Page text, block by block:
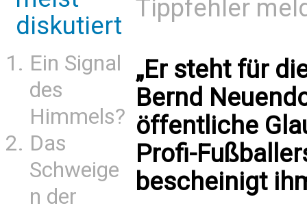
diskutiert
Ein Signal
des
Himmels?
Das
Schweige
n der
Tippfehler
„Er steht für
Bernd
öffentliche
Profi-
bescheinigt